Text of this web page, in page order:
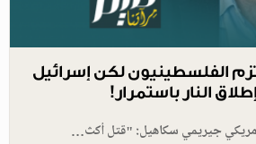
الفلسطينيون لكن إسرائيل
النار باستمرار!
جيريمي سكاهيل: "قتل أكث…